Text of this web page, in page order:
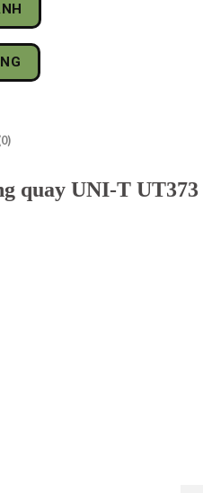
quay UNI-T UT373